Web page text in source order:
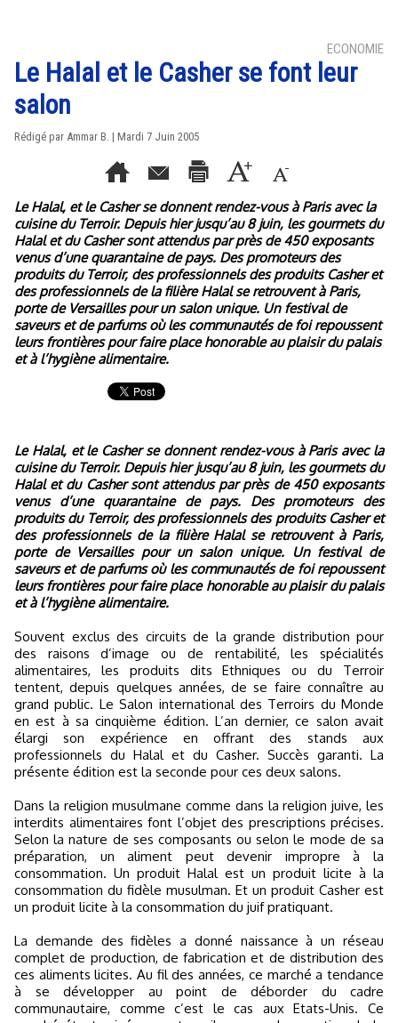
ECONOMIE
Le Halal et le Casher se font leur
salon
Rédigé par Ammar B. | Mardi 7 Juin 2005
Le Halal, et le Casher se donnent rendez-vous à Paris avec la
cuisine du Terroir. Depuis hier jusqu’au 8 juin, les gourmets du
Halal et du Casher sont attendus par près de 450 exposants
venus d’une quarantaine de pays. Des promoteurs des
produits du Terroir, des professionnels des produits Casher et
des professionnels de la filière Halal se retrouvent à Paris,
porte de Versailles pour un salon unique. Un festival de
saveurs et de parfums où les communautés de foi repoussent
leurs frontières pour faire place honorable au plaisir du palais
et à l’hygiène alimentaire.
Le Halal, et le Casher se donnent rendez-vous à Paris avec la
cuisine du Terroir. Depuis hier jusqu’au 8 juin, les gourmets du
Halal et du Casher sont attendus par près de 450 exposants
venus d’une quarantaine de pays. Des promoteurs des
produits du Terroir, des professionnels des produits Casher et
des professionnels de la filière Halal se retrouvent à Paris,
porte de Versailles pour un salon unique. Un festival de
saveurs et de parfums où les communautés de foi repoussent
leurs frontières pour faire place honorable au plaisir du palais
et à l’hygiène alimentaire.
Souvent exclus des circuits de la grande distribution pour
des raisons d’image ou de rentabilité, les spécialités
alimentaires, les produits dits Ethniques ou du Terroir
tentent, depuis quelques années, de se faire connaître au
grand public. Le Salon international des Terroirs du Monde
en est à sa cinquième édition. L’an dernier, ce salon avait
élargi son expérience en offrant des stands aux
professionnels du Halal et du Casher. Succès garanti. La
présente édition est la seconde pour ces deux salons.
Dans la religion musulmane comme dans la religion juive, les
interdits alimentaires font l’objet des prescriptions précises.
Selon la nature de ses composants ou selon le mode de sa
préparation, un aliment peut devenir impropre à la
consommation. Un produit Halal est un produit licite à la
consommation du fidèle musulman. Et un produit Casher est
un produit licite à la consommation du juif pratiquant.
La demande des fidèles a donné naissance à un réseau
complet de production, de fabrication et de distribution des
ces aliments licites. Au fil des années, ce marché a tendance
à se développer au point de déborder du cadre
communautaire, comme c’est le cas aux Etats-Unis. Ce